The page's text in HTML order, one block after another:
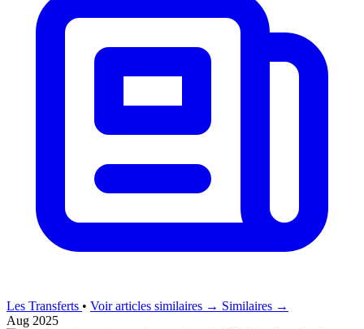
Les Transferts • Voir articles similaires → Similaires →
Aug 2025